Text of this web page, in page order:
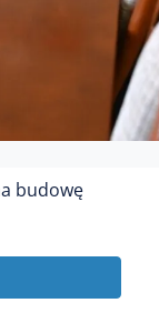
budowę